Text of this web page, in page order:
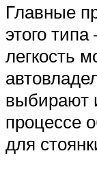
Главные
этого
легкость
выбирают
процессе
для